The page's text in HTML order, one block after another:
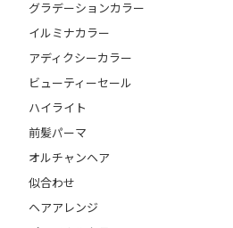
グラデーションカラー
イルミナカラー
アディクシーカラー
ビューティーセール
ハイライト
前髪パーマ
オルチャンヘア
似合わせ
ヘアアレンジ